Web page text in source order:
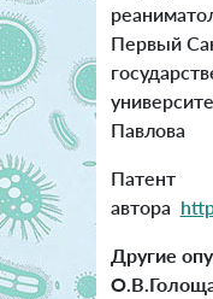
Первый
Павлова
Патент
автора
Другие